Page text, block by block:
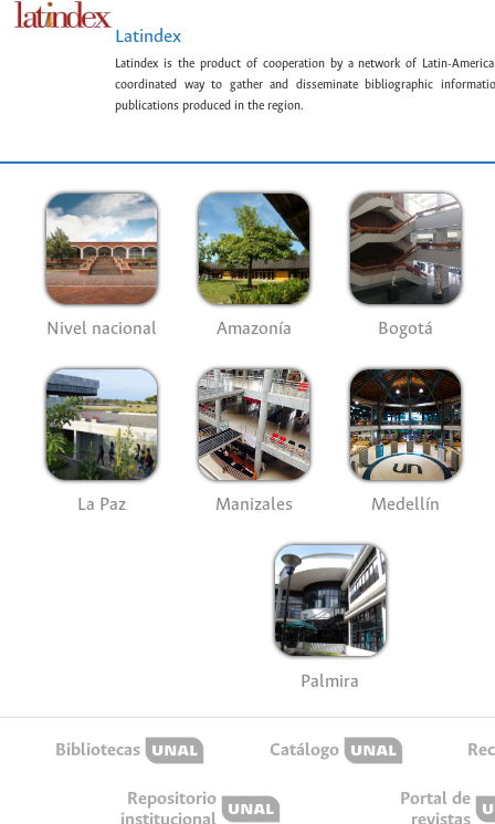
Latindex
Latindex is the product of cooperation by a network of Latin-
coordinated way to gather and disseminate bibliographic
publications produced in the region.
Nivel nacional Amazonía Bogotá
La Paz Manizales Medellín
Palmira
Bibliotecas Catálogo
Repositorio
institucional
Portal de
revistas